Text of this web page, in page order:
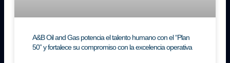
A&B Oil and Gas potencia el talento humano con el “Plan
50” y fortalece su compromiso con la excelencia operativa